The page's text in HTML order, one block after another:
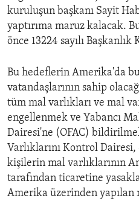
kuruluşun başkanı Sayit
yaptırıma maruz kalacak.
önce 13224 sayılı
Bu hedeflerin Amerika'da
vatandaşlarının sahip
tüm mal varlıkları ve mal
engellenmek ve Yabancı
Dairesi'ne (OFAC)
Varlıklarını Kontrol
kişilerin mal varlıklarının
tarafından ticaretine
Amerika üzerinden